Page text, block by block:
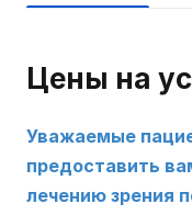
Цены на
Уважаемые
предоставить
лечению зрения